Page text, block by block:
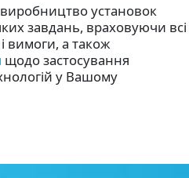
установок
завдань, враховуючи всі
вимоги, а також
щодо застосування
у Вашому